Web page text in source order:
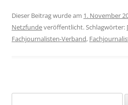
Dieser Beitrag wurde am 1. November
Netzfundeveröffentlicht. Schlagwörter:
Fachjournalisten-Verband,